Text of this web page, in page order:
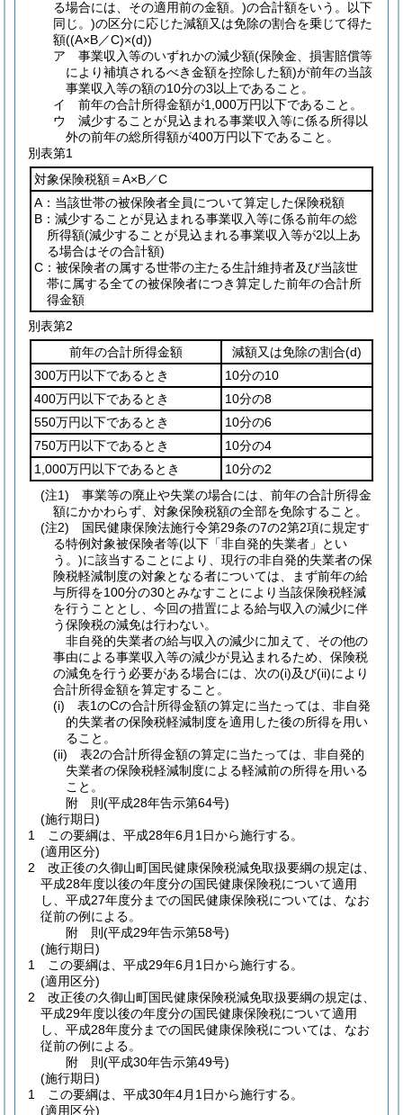
る場合には、その適用前の金額。)の合計額をいう。以下
同じ。)の区分に応じた減額又は免除の割合を乗じて得た
額((A×B／C)×(d))
ア
事業収入等のいずれかの減少額(保険金、損害賠償等
により補填されるべき金額を控除した額)が前年の当該
事業収入等の額の10分の3以上であること。
イ
前年の合計所得金額が1,000万円以下であること。
ウ
減少することが見込まれる事業収入等に係る所得以
外の前年の総所得額が400万円以下であること。
別表第1
対象保険税額＝A×B／C
A：当該世帯の被保険者全員について算定した保険税額
B：減少することが見込まれる事業収入等に係る前年の総
所得額(減少することが見込まれる事業収入等が2以上あ
る場合はその合計額)
C：被保険者の属する世帯の主たる生計維持者及び当該世
帯に属する全ての被保険者につき算定した前年の合計所
得金額
別表第2
前年の合計所得金額
減額又は免除の割合(d)
300万円以下であるとき
10分の10
400万円以下であるとき
10分の8
550万円以下であるとき
10分の6
750万円以下であるとき
10分の4
1,000万円以下であるとき
10分の2
(注1) 事業等の廃止や失業の場合には、前年の合計所得金
額にかかわらず、対象保険税額の全部を免除すること。
(注2) 国民健康保険法施行令第29条の7の2第2項に規定す
る特例対象被保険者等(以下「非自発的失業者」とい
う。)に該当することにより、現行の非自発的失業者の保
険税軽減制度の対象となる者については、まず前年の給
与所得を100分の30とみなすことにより当該保険税軽減
を行うこととし、今回の措置による給与収入の減少に伴
う保険税の減免は行わない。
非自発的失業者の給与収入の減少に加えて、その他の
事由による事業収入等の減少が見込まれるため、保険税
の減免を行う必要がある場合には、次の(i)及び(ii)により
合計所得金額を算定すること。
(i) 表1のCの合計所得金額の算定に当たっては、非自発
的失業者の保険税軽減制度を適用した後の所得を用い
ること。
(ii) 表2の合計所得金額の算定に当たっては、非自発的
失業者の保険税軽減制度による軽減前の所得を用いる
こと。
附 則(平成28年告示第64号)
(施行期日)
1
この要綱は、平成28年6月1日から施行する。
(適用区分)
2
改正後の久御山町国民健康保険税減免取扱要綱の規定は、
平成28年度以後の年度分の国民健康保険税について適用
し、平成27年度分までの国民健康保険税については、なお
従前の例による。
附 則(平成29年告示第58号)
(施行期日)
1
この要綱は、平成29年6月1日から施行する。
(適用区分)
2
改正後の久御山町国民健康保険税減免取扱要綱の規定は、
平成29年度以後の年度分の国民健康保険税について適用
し、平成28年度分までの国民健康保険税については、なお
従前の例による。
附 則(平成30年告示第49号)
(施行期日)
1
この要綱は、平成30年4月1日から施行する。
(適用区分)